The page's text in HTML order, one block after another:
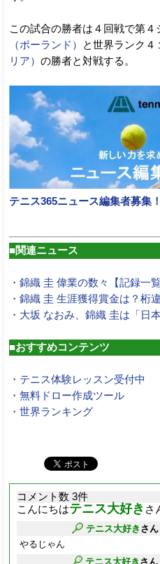
この試合の勝者は４回戦で第４
（ポーランド）
と世界ランク４
リア） の勝者と対戦する。
テニス365ニュース編集者募集
■関連ニュース
・錦織 圭 偉業の数々【記録一覧
・錦織 圭 生涯獲得賞金は？桁
・大坂 なおみ、錦織 圭は「日
■おすすめコンテンツ
・テニス体験レッスン受付中
・無料ドロー作成ツール
・世界ランキング
コメント数 3件
こんにちはテニス大好き さ
テニス大好き さ
やるじゃん
テニス大好き さ